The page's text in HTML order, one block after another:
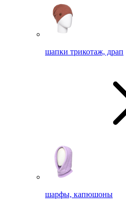
шапки трикотаж, драп
шарфы, капюшоны